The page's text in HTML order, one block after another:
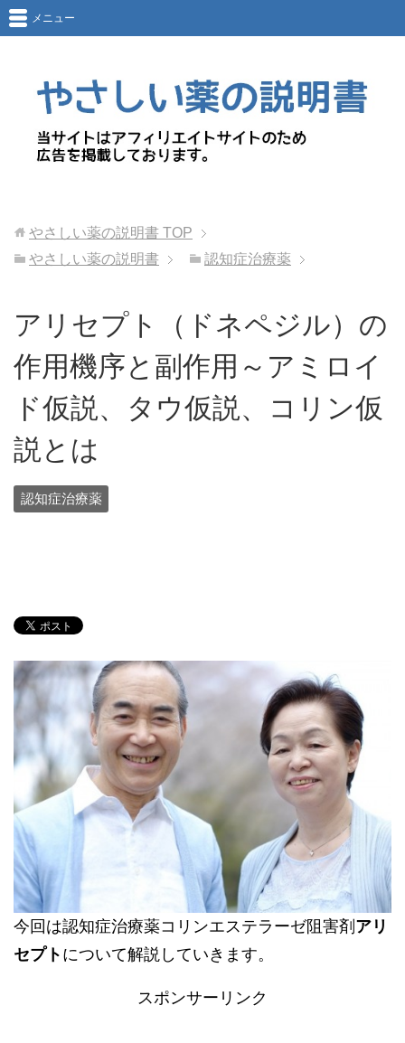
メニュー
やさしい薬の説明書 TOP
やさしい薬の説明書
認知症治療薬
アリセプト（ドネペジル）の
作用機序と副作用～アミロイ
ド仮説、タウ仮説、コリン仮
説とは
認知症治療薬
今回は認知症治療薬コリンエステラーゼ阻害剤 アリ
セプト について解説していきます。
スポンサーリンク